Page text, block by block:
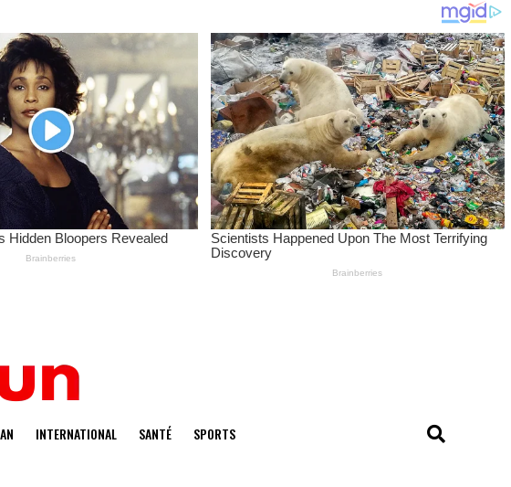
INTERNATIONAL SANTÉ SPORTS